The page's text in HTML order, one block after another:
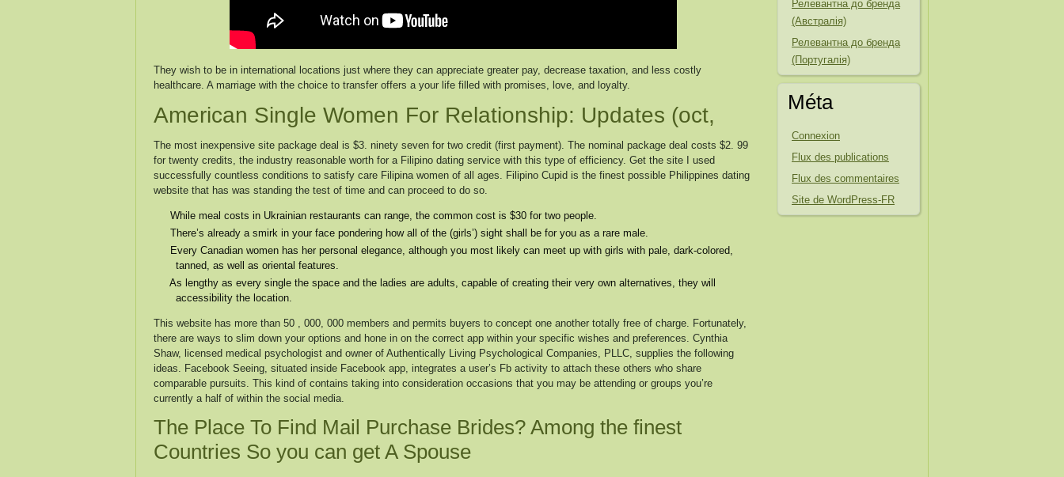
They wish to be in international locations just where they can appreciate greater pay, decrease taxation, and less costly
healthcare. A marriage with the choice to transfer offers a your life filled with promises, love, and loyalty.
American Single Women For Relationship: Updates (oct,
The most inexpensive site package deal is $3. ninety seven for two credit (first payment). The nominal package deal costs $2. 99
for twenty credits, the industry reasonable worth for a Filipino dating service with this type of efficiency. Get the site I used
successfully countless conditions to satisfy care Filipina women of all ages. Filipino Cupid is the finest possible Philippines dating
website that has was standing the test of time and can proceed to do so.
While meal costs in Ukrainian restaurants can range, the common cost is $30 for two people.
There’s already a smirk in your face pondering how all of the (girls’) sight shall be for you as a rare male.
Every Canadian women has her personal elegance, although you most likely can meet up with girls with pale, dark-colored,
tanned, as well as oriental features.
As lengthy as every single the space and the ladies are adults, capable of creating their very own alternatives, they will
accessibility the location.
This website has more than 50 , 000, 000 members and permits buyers to concept one another totally free of charge. Fortunately,
there are ways to slim down your options and hone in on the correct app within your specific wishes and preferences. Cynthia
Shaw, licensed medical psychologist and owner of Authentically Living Psychological Companies, PLLC, supplies the following
ideas. Facebook Seeing, situated inside Facebook app, integrates a user’s Fb activity to attach these others who share
comparable pursuits. This kind of contains taking into consideration occasions that you may be attending or groups you’re
currently a half of within the social media.
The Place To Find Mail Purchase Brides? Among the finest
Countries So you can get A Spouse
Релевантна до бренда
(Австралія)
Релевантна до бренда
(Португалія)
Méta
Connexion
Flux des publications
Flux des commentaires
Site de WordPress-FR